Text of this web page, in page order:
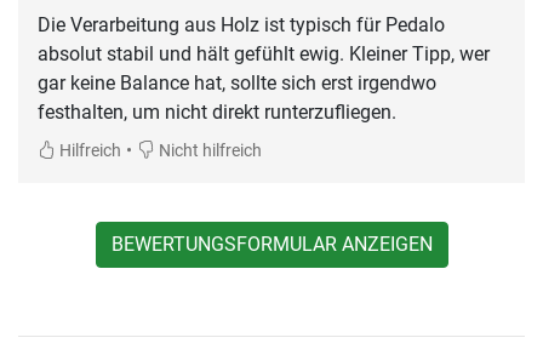
Die Verarbeitung aus Holz ist typisch für Pedalo
absolut stabil und hält gefühlt ewig. Kleiner Tipp, wer
gar keine Balance hat, sollte sich erst irgendwo
festhalten, um nicht direkt runterzufliegen.
Hilfreich • Nicht hilfreich
BEWERTUNGSFORMULAR ANZEIGEN